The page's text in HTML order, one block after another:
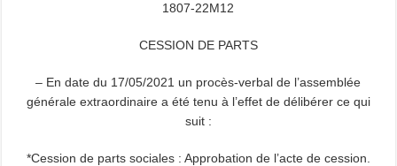
1807-22M12
CESSION DE PARTS
– En date du 17/05/2021 un procès-verbal de l’assemblée
générale extraordinaire a été tenu à l’effet de délibérer ce qui
suit :
*Cession de parts sociales : Approbation de l’acte de cession.